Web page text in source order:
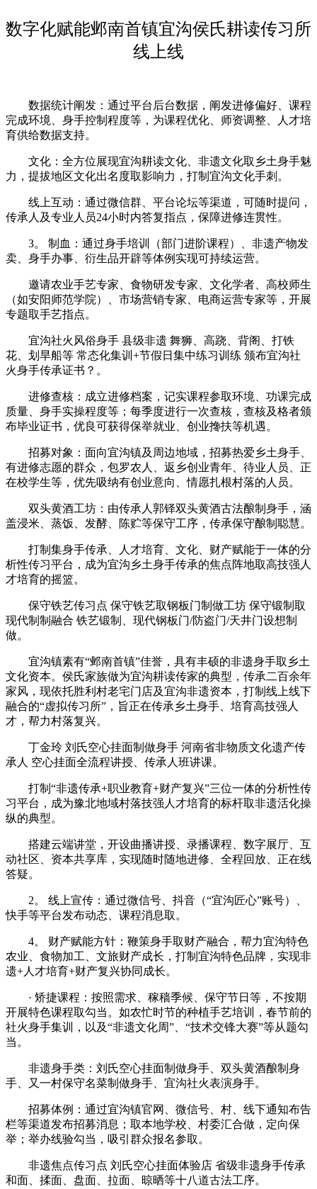
数字化赋能邺南首镇宜沟侯氏耕读传习所
线上线
‌数据统计阐发‌：通过平台后台数据，阐发进修偏好、课程
完成环境、身手控制程度等，为课程优化、师资调整、人才培
育供给数据支持。
‌文化‌：全方位展现宜沟耕读文化、非遗文化取乡土身手魅
力，提拔地区文化出名度取影响力，打制宜沟文化手刺。
线上互动：通过微信群、平台论坛等渠道，可随时提问，
传承人及专业人员24小时内答复指点，保障进修连贯性。
3。 制血：通过身手培训（部门进阶课程）、非遗产物发
卖、身手办事、衍生品开辟等体例实现可持续运营。
邀请农业手艺专家、食物研发专家、文化学者、高校师生
（如安阳师范学院）、市场营销专家、电商运营专家等，开展
专题取手艺指点。
宜沟社火风俗身手 县级非遗 舞狮、高跷、背阁、打铁
花、划旱船等 常态化集训+节假日集中练习训练 颁布宜沟社
火身手传承证书？。
‌进修查核‌：成立进修档案，记实课程参取环境、功课完成
质量、身手实操程度等；每季度进行一次查核，查核及格者颁
布毕业证书，优良可获得保举就业、创业搀扶等机遇。
‌招募对象‌：面向宜沟镇及周边地域，招募热爱乡土身手、
有进修志愿的群众，包罗农人、返乡创业青年、待业人员、正
在校学生等，优先吸纳有创业意向、情愿扎根村落的人员。
双头黄酒工坊：由传承人郭铎双头黄酒古法酿制身手，涵
盖浸米、蒸饭、发酵、陈贮等保守工序，传承保守酿制聪慧。
打制集身手传承、人才培育、文化、财产赋能于一体的分
析性传习平台，成为宜沟乡土身手传承的焦点阵地取高技强人
才培育的摇篮。
保守铁艺传习点 保守铁艺取钢板门制做工坊 保守锻制取
现代制制融合 铁艺锻制、现代钢板门/防盗门/天井门设想制
做。
宜沟镇素有“邺南首镇”佳誉，具有丰硕的非遗身手取乡土
文化资本。侯氏家族做为宜沟耕读传家的典型，传承二百余年
家风，现依托胜利村老宅门店及宜沟非遗资本，打制线上线下
融合的“虚拟传习所”，旨正在传承乡土身手、培育高技强人
才，帮力村落复兴。
丁金玲 刘氏空心挂面制做身手 河南省非物质文化遗产传
承人 空心挂面全流程讲授、传承人班讲课。
打制“非遗传承+职业教育+财产复兴”三位一体的分析性传
习平台，成为豫北地域村落技强人才培育的标杆取非遗活化操
纵的典型。
搭建云端讲堂，开设曲播讲授、录播课程、数字展厅、互
动社区、资本共享库，实现随时随地进修、全程回放、正在线
答疑。
2。 线上宣传：通过微信号、抖音（“宜沟匠心”账号）、
快手等平台发布动态、课程消息取。
4。 财产赋能方针：鞭策身手取财产融合，帮力宜沟特色
农业、食物加工、文旅财产成长，打制宜沟特色品牌，实现非
遗+人才培育+财产复兴协同成长。
· 矫捷课程：按照需求、稼穑季候、保守节日等，不按期
开展特色课程取勾当。如农忙时节的种植手艺培训，春节前的
社火身手集训，以及“非遗文化周”、“技术交锋大赛”等从题勾
当。
‌非遗身手类‌：刘氏空心挂面制做身手、双头黄酒酿制身
手、又一村保守名菜制做身手、宜沟社火表演身手。
‌招募体例‌：通过宜沟镇官网、微信号、村、线下通知布告
栏等渠道发布招募消息；取本地学校、村委汇合做，定向保
举；举办线验勾当，吸引群众报名参取。
非遗焦点传习点 刘氏空心挂面体验店 省级非遗身手传承
和面、揉面、盘面、拉面、晾晒等十八道古法工序。